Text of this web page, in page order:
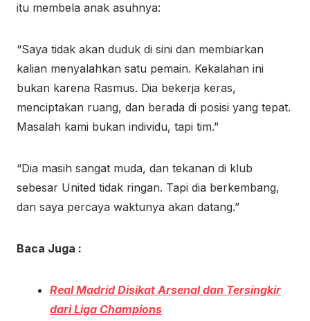
itu membela anak asuhnya:
“Saya tidak akan duduk di sini dan membiarkan
kalian menyalahkan satu pemain. Kekalahan ini
bukan karena Rasmus. Dia bekerja keras,
menciptakan ruang, dan berada di posisi yang tepat.
Masalah kami bukan individu, tapi tim.”
“Dia masih sangat muda, dan tekanan di klub
sebesar United tidak ringan. Tapi dia berkembang,
dan saya percaya waktunya akan datang.”
Baca Juga :
Real Madrid Disikat Arsenal dan Tersingkir
dari Liga Champions